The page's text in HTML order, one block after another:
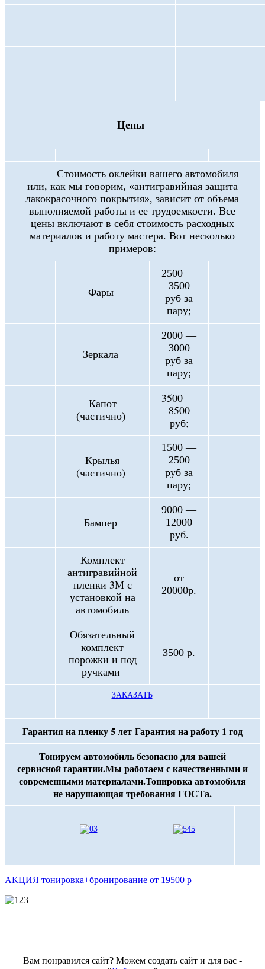
Цены
Стоимость оклейки вашего автомобиля
или, как мы говорим, «антигравийная защита
лакокрасочного покрытия», зависит от объема
выполняемой работы и ее трудоемкости. Все
цены включают в себя стоимость расходных
материалов и работу мастера. Вот несколько
примеров:
Фары
2500 —
3500
руб за
пару;
Зеркала
2000 —
3000
руб за
пару;
Капот
(частично)
3500 —
8500
руб;
Крылья
(частично)
1500 —
2500
руб за
пару;
Бампер
9000 —
12000
руб.
Комплект
антигравийной
пленки 3M с
установкой на
автомобиль
от
20000р.
Обязательный
комплект
порожки и под
ручками
3500 р.
ЗАКАЗАТЬ
Гарантия на пленку 5 лет Гарантия на работу 1 год
Тонируем автомобиль безопасно для вашей
сервисной гарантии.Мы работаем с качественными и
современными материалами.Тонировка автомобиля
не нарушающая требования ГОСТа.
АКЦИЯ тонировка+бронирование от 19500 р
Вам понравился сайт? Можем создать сайт и для вас -